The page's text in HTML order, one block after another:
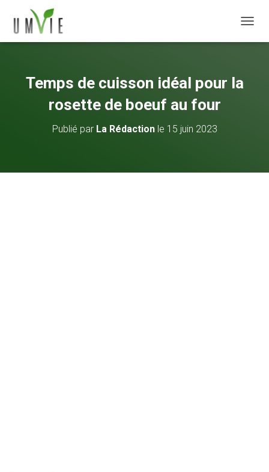
Temps de cuisson idéal pour la
rosette de boeuf au four
Publié par La Rédactionle 15 juin 2023